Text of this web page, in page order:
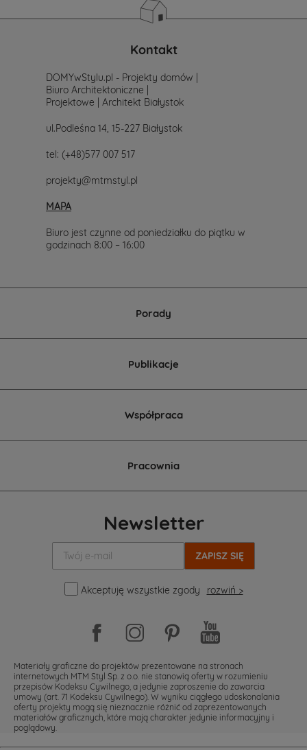
Kontakt
DOMYwStylu.pl - Projekty domów |
Biuro Architektoniczne |
Projektowe | Architekt Białystok
ul.Podleśna 14, 15-227 Białystok
tel: (+48)577 007 517
projekty@mtmstyl.pl
MAPA
Biuro jest czynne od poniedziałku do piątku w
godzinach 8:00 – 16:00
Porady
Publikacje
Współpraca
Pracownia
Newsletter
mail:
Akceptuję wszystkie zgody
rozwiń >
Materiały graficzne do projektów prezentowane na stronach
internetowych MTM Styl Sp. z o.o. nie stanowią oferty w rozumieniu
przepisów Kodeksu Cywilnego, a jedynie zaproszenie do zawarcia
umowy (art. 71 Kodeksu Cywilnego). W wyniku ciągłego udoskonalania
oferty projekty mogą się nieznacznie różnić od zaprezentowanych
materiałów graficznych, które mają charakter jedynie informacyjny i
poglądowy.